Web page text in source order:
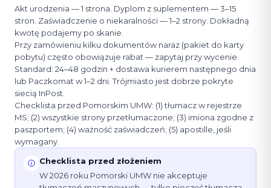
Akt urodzenia — 1 strona. Dyplom z suplementem — 3–15
stron. Zaświadczenie o niekaralności — 1–2 strony. Dokładną
kwotę podajemy po skanie.
Przy zamówieniu kilku dokumentów naraz (pakiet do karty
pobytu) często obowiązuje rabat — zapytaj przy wycenie.
Standard: 24–48 godzin + dostawa kurierem następnego dnia
lub Paczkomat w 1–2 dni. Trójmiasto jest dobrze pokryte
siecią InPost.
Checklista przed Pomorskim UMW: (1) tłumacz w rejestrze
MS; (2) wszystkie strony przetłumaczone; (3) imiona zgodne z
paszportem; (4) ważność zaświadczeń; (5) apostille, jeśli
wymagany.
Checklista przed złożeniem
W 2026 roku Pomorski UMW nie akceptuje